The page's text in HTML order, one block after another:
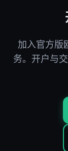
加入官方版
务。开户与